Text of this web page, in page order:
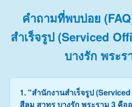
คำถามที่พบบ่อย
สำเร็จรูป (Serviced
บางรัก พระร
1. "สำนักงานสำเร็จรูป
สีลม สาทร บางรัก พระราม 3 คือ